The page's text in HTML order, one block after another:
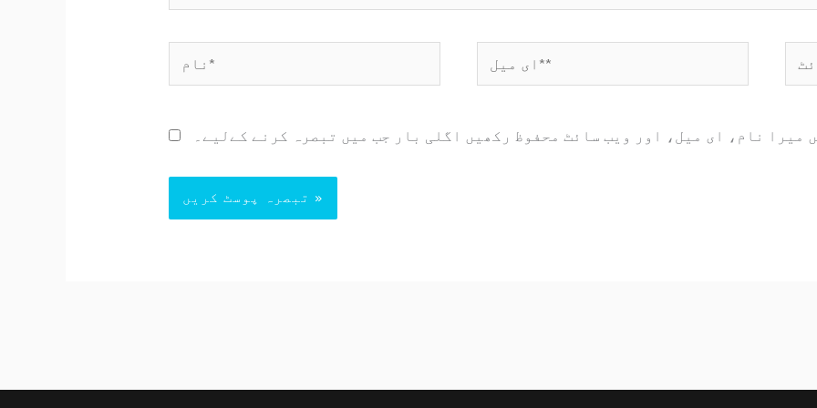
میل**
میرا نام، ای میل، اور ویب سائٹ محفوظ رکھیں اگلی بار جب میں تبصرہ کرنے کےلیے۔